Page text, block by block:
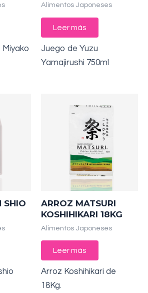
Alimentos Japoneses
Leer más
Juego de Yuzu
Yamajirushi 750ml
SHIO
ARROZ MATSURI
KOSHIHIKARI 18KG
Alimentos Japoneses
Leer más
Arroz Koshihikari de
18Kg.